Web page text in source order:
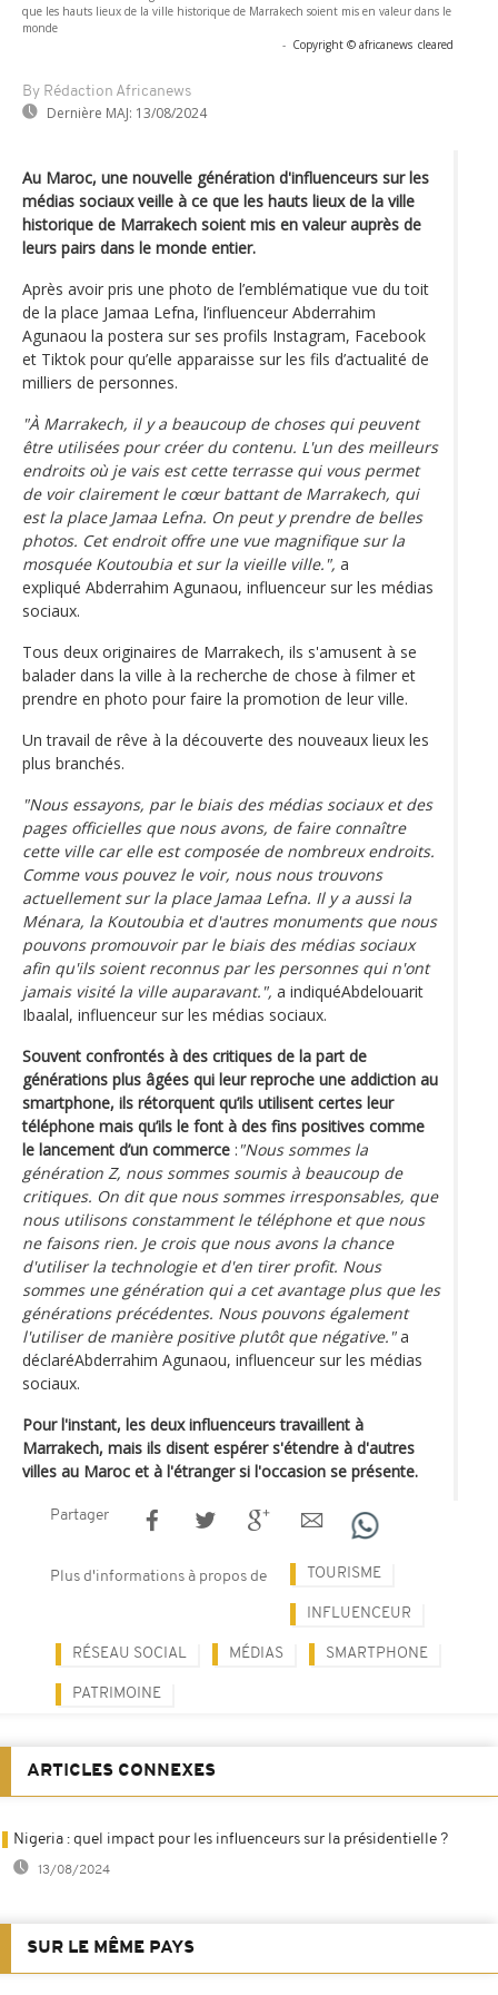
que les hauts lieux de la ville historique de Marrakech soient mis en valeur dans le
monde
- Copyright © africanews cleared
By Rédaction Africanews
Dernière MAJ: 13/08/2024
Au Maroc, une nouvelle génération d'influenceurs sur les
médias sociaux veille à ce que les hauts lieux de la ville
historique de Marrakech soient mis en valeur auprès de
leurs pairs dans le monde entier.
Après avoir pris une photo de l’emblématique vue du toit
de la place Jamaa Lefna, l’influenceur Abderrahim
Agunaou la postera sur ses profils Instagram, Facebook
et Tiktok pour qu’elle apparaisse sur les fils d’actualité de
milliers de personnes.
"À Marrakech, il y a beaucoup de choses qui peuvent
être utilisées pour créer du contenu. L'un des meilleurs
endroits où je vais est cette terrasse qui vous permet
de voir clairement le cœur battant de Marrakech, qui
est la place Jamaa Lefna. On peut y prendre de belles
photos. Cet endroit offre une vue magnifique sur la
mosquée Koutoubia et sur la vieille ville.", a
expliqué Abderrahim Agunaou, influenceur sur les médias
sociaux.
Tous deux originaires de Marrakech, ils s'amusent à se
balader dans la ville à la recherche de chose à filmer et
prendre en photo pour faire la promotion de leur ville.
Un travail de rêve à la découverte des nouveaux lieux les
plus branchés.
"Nous essayons, par le biais des médias sociaux et des
pages officielles que nous avons, de faire connaître
cette ville car elle est composée de nombreux endroits.
Comme vous pouvez le voir, nous nous trouvons
actuellement sur la place Jamaa Lefna. Il y a aussi la
Ménara, la Koutoubia et d'autres monuments que nous
pouvons promouvoir par le biais des médias sociaux
afin qu'ils soient reconnus par les personnes qui n'ont
jamais visité la ville auparavant.", a indiquéAbdelouarit
Ibaalal, influenceur sur les médias sociaux.
Souvent confrontés à des critiques de la part de
générations plus âgées qui leur reproche une addiction au
smartphone, ils rétorquent qu’ils utilisent certes leur
téléphone mais qu’ils le font à des fins positives comme
le lancement d’un commerce : "Nous sommes la
génération Z, nous sommes soumis à beaucoup de
critiques. On dit que nous sommes irresponsables, que
nous utilisons constamment le téléphone et que nous
ne faisons rien. Je crois que nous avons la chance
d'utiliser la technologie et d'en tirer profit. Nous
sommes une génération qui a cet avantage plus que les
générations précédentes. Nous pouvons également
l'utiliser de manière positive plutôt que négative."a
déclaréAbderrahim Agunaou, influenceur sur les médias
sociaux.
Pour l'instant, les deux influenceurs travaillent à
Marrakech, mais ils disent espérer s'étendre à d'autres
villes au Maroc et à l'étranger si l'occasion se présente.
Partager
Plus d'informations à propos de TOURISME
INFLUENCEUR
RÉSEAU SOCIAL MÉDIAS SMARTPHONE
PATRIMOINE
ARTICLES CONNEXES
Nigeria : quel impact pour les influenceurs sur la présidentielle ?
13/08/2024
SUR LE MÊME PAYS